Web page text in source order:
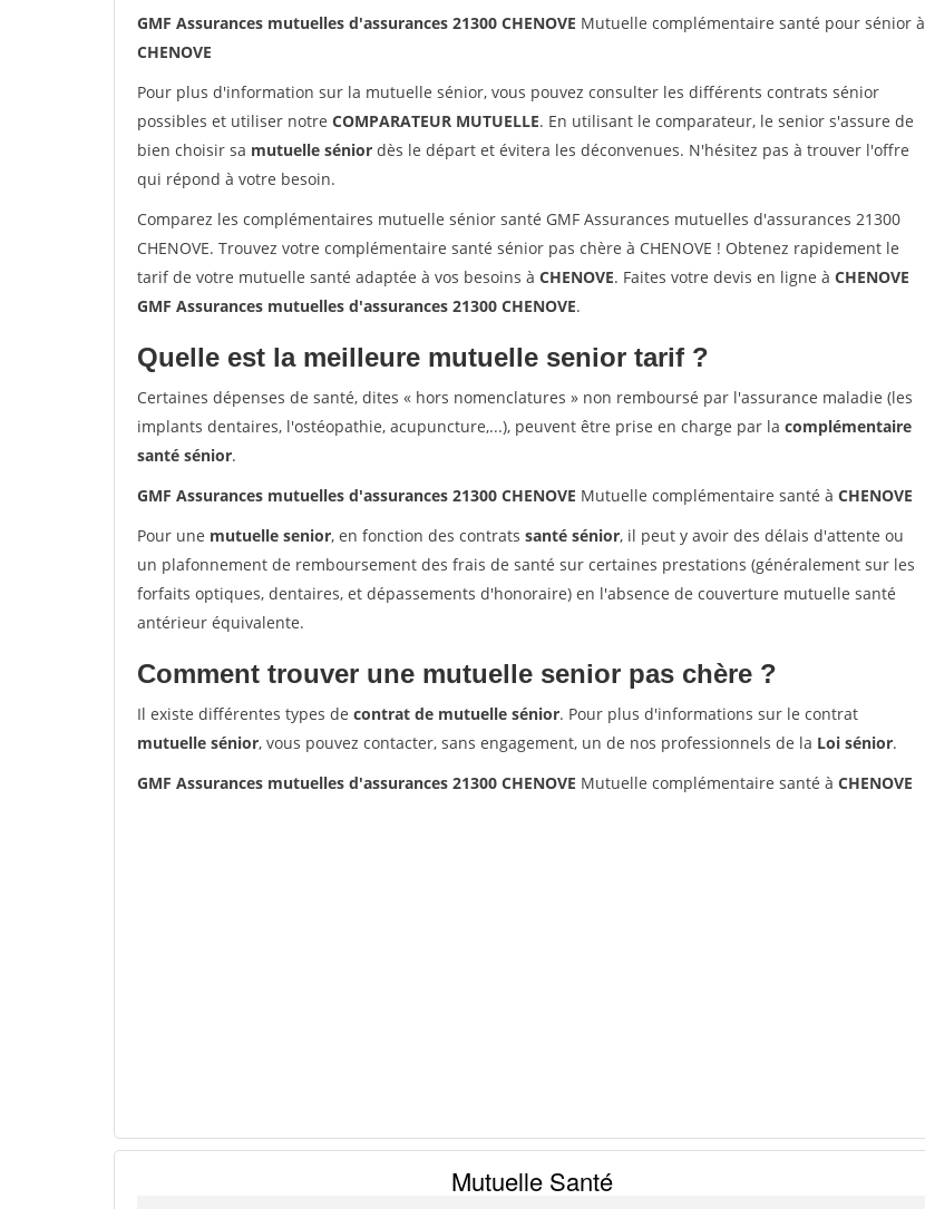
GMF Assurances mutuelles d'assurances 21300 CHENOVE Mutuelle complémentaire santé pour sénior à
CHENOVE
Pour plus d'information sur la mutuelle sénior, vous pouvez consulter les différents contrats sénior
possibles et utiliser notre COMPARATEUR MUTUELLE. En utilisant le comparateur, le senior s'assure de
bien choisir sa mutuelle sénior dès le départ et évitera les déconvenues. N'hésitez pas à trouver l'offre
qui répond à votre besoin.
Comparez les complémentaires mutuelle sénior santé GMF Assurances mutuelles d'assurances 21300
CHENOVE. Trouvez votre complémentaire santé sénior pas chère à CHENOVE ! Obtenez rapidement le
tarif de votre mutuelle santé adaptée à vos besoins à CHENOVE. Faites votre devis en ligne à CHENOVE
GMF Assurances mutuelles d'assurances 21300 CHENOVE.
Quelle est la meilleure mutuelle senior tarif ?
Certaines dépenses de santé, dites « hors nomenclatures » non remboursé par l'assurance maladie (les
implants dentaires, l'ostéopathie, acupuncture,...), peuvent être prise en charge par la complémentaire
santé sénior.
GMF Assurances mutuelles d'assurances 21300 CHENOVE Mutuelle complémentaire santé à CHENOVE
Pour une mutuelle senior, en fonction des contrats santé sénior, il peut y avoir des délais d'attente ou
un plafonnement de remboursement des frais de santé sur certaines prestations (généralement sur les
forfaits optiques, dentaires, et dépassements d'honoraire) en l'absence de couverture mutuelle santé
antérieur équivalente.
Comment trouver une mutuelle senior pas chère ?
Il existe différentes types de contrat de mutuelle sénior. Pour plus d'informations sur le contrat
mutuelle sénior, vous pouvez contacter, sans engagement, un de nos professionnels de la Loi sénior.
GMF Assurances mutuelles d'assurances 21300 CHENOVE Mutuelle complémentaire santé à CHENOVE